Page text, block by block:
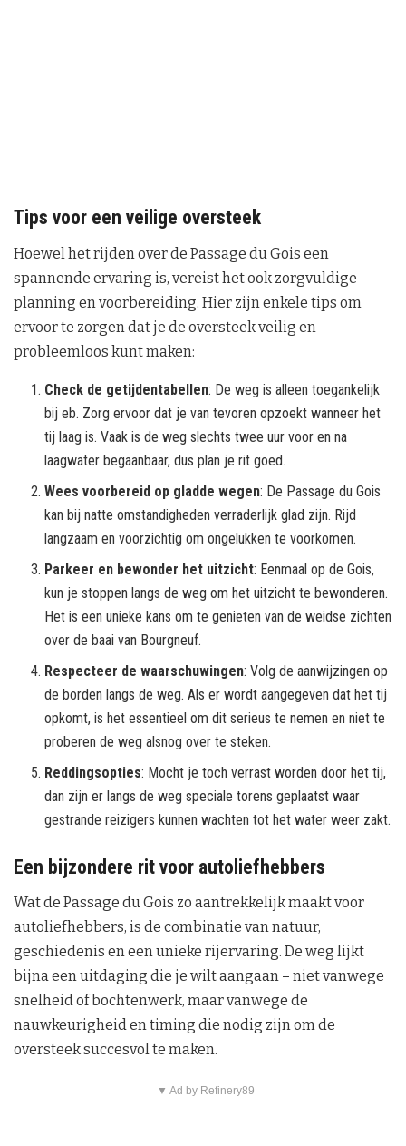
Tips voor een veilige oversteek
Hoewel het rijden over de Passage du Gois een
spannende ervaring is, vereist het ook zorgvuldige
planning en voorbereiding. Hier zijn enkele tips om
ervoor te zorgen dat je de oversteek veilig en
probleemloos kunt maken:
Check de getijdentabellen: De weg is alleen toegankelijk
bij eb. Zorg ervoor dat je van tevoren opzoekt wanneer het
tij laag is. Vaak is de weg slechts twee uur voor en na
laagwater begaanbaar, dus plan je rit goed.
Wees voorbereid op gladde wegen: De Passage du Gois
kan bij natte omstandigheden verraderlijk glad zijn. Rijd
langzaam en voorzichtig om ongelukken te voorkomen.
Parkeer en bewonder het uitzicht: Eenmaal op de Gois,
kun je stoppen langs de weg om het uitzicht te bewonderen.
Het is een unieke kans om te genieten van de weidse zichten
over de baai van Bourgneuf.
Respecteer de waarschuwingen: Volg de aanwijzingen op
de borden langs de weg. Als er wordt aangegeven dat het tij
opkomt, is het essentieel om dit serieus te nemen en niet te
proberen de weg alsnog over te steken.
Reddingsopties: Mocht je toch verrast worden door het tij,
dan zijn er langs de weg speciale torens geplaatst waar
gestrande reizigers kunnen wachten tot het water weer zakt.
Een bijzondere rit voor autoliefhebbers
Wat de Passage du Gois zo aantrekkelijk maakt voor
autoliefhebbers, is de combinatie van natuur,
geschiedenis en een unieke rijervaring. De weg lijkt
bijna een uitdaging die je wilt aangaan – niet vanwege
snelheid of bochtenwerk, maar vanwege de
nauwkeurigheid en timing die nodig zijn om de
oversteek succesvol te maken.
▼ Ad by Refinery89